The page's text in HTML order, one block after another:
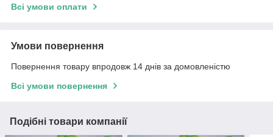
Всі умови оплати
Умови повернення
Повернення товару впродовж 14 днів за домовленістю
Всі умови повернення
Подібні товари компанії